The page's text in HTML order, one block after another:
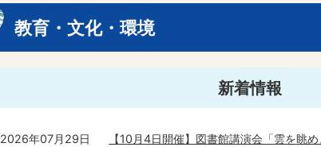
教育・文化・環境
新着情報
2026年07月29日
【10月4日開催】図書館講演会「雲を眺